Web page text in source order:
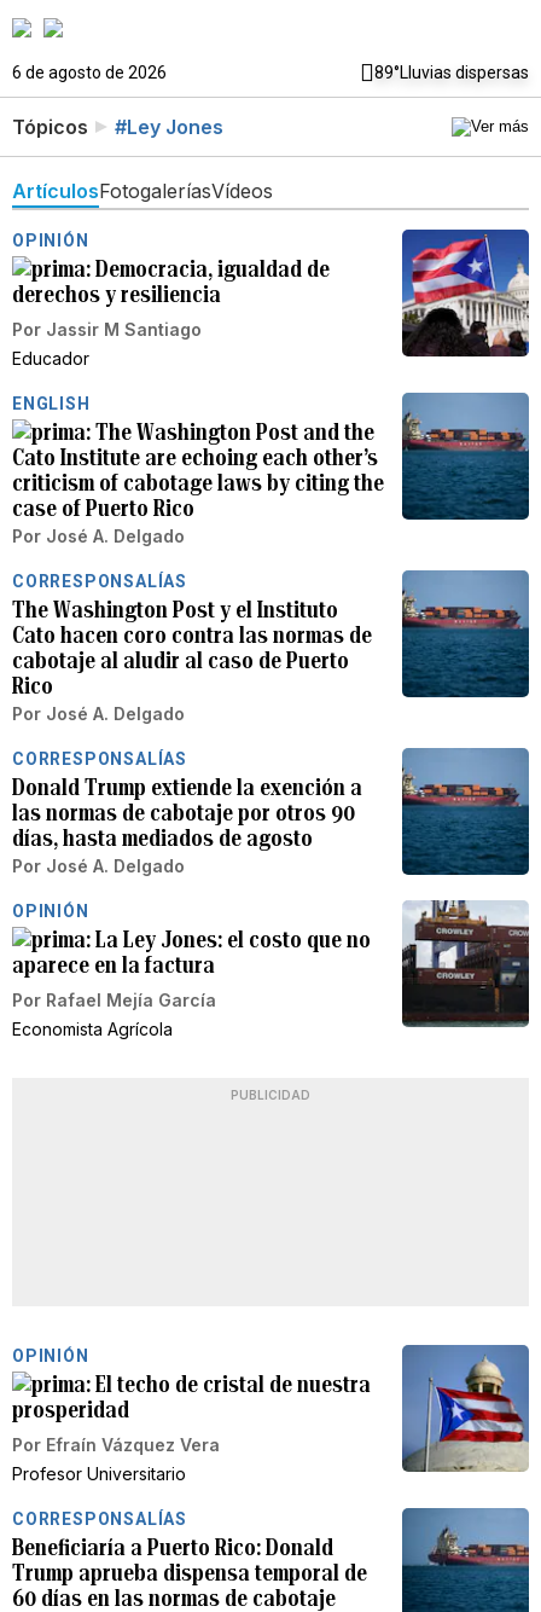
6 de agosto de 2026 89°Lluvias dispersas
Tópicos #Ley Jones
ArtículosFotogaleríasVídeos
OPINIÓN
Democracia, igualdad de
derechos y resiliencia
Por Jassir M Santiago
Educador
ENGLISH
The Washington Post and the
Cato Institute are echoing each other’s
criticism of cabotage laws by citing the
case of Puerto Rico
Por José A. Delgado
CORRESPONSALÍAS
The Washington Post y el Instituto
Cato hacen coro contra las normas de
cabotaje al aludir al caso de Puerto
Rico
Por José A. Delgado
CORRESPONSALÍAS
Donald Trump extiende la exención a
las normas de cabotaje por otros 90
días, hasta mediados de agosto
Por José A. Delgado
OPINIÓN
La Ley Jones: el costo que no
aparece en la factura
Por Rafael Mejía García
Economista Agrícola
PUBLICIDAD
OPINIÓN
El techo de cristal de nuestra
prosperidad
Por Efraín Vázquez Vera
Profesor Universitario
CORRESPONSALÍAS
Beneficiaría a Puerto Rico: Donald
Trump aprueba dispensa temporal de
60 días en las normas de cabotaje